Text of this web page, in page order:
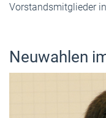
Vorstandsmitglieder
Neuwahlen